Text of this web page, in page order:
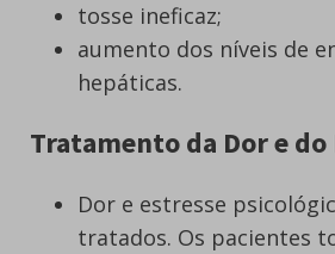
tosse ineficaz;
aumento dos níveis de
hepáticas.
Tratamento da Dor e do
Dor e estresse
tratados. Os pacientes